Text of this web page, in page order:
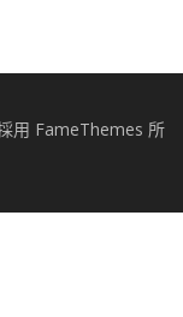
用 FameThemes 所